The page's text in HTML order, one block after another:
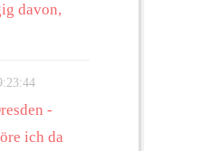
davon,
-
ich da